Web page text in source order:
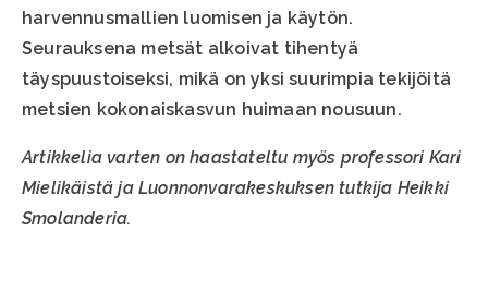
harvennusmallien luomisen ja käytön.
Seurauksena metsät alkoivat tihentyä
täyspuustoiseksi, mikä on yksi suurimpia tekijöitä
metsien kokonaiskasvun huimaan nousuun.
Artikkelia varten on haastateltu myös professori Kari
Mielikäistä ja Luonnonvarakeskuksen tutkija Heikki
Smolanderia.